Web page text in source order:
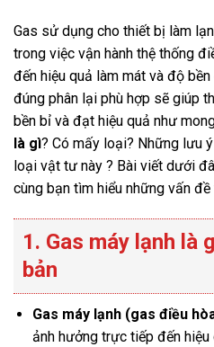
Gas sử dụng cho thiết bị làm
trong việc vận hành thệ thống
đến hiệu quả làm mát và độ
đúng phân lại phù hợp sẽ giúp
bền bỉ và đạt hiệu quả như
là gì? Có mấy loại? Những lưu
loại vật tư này ? Bài viết dưới
cùng bạn tìm hiểu những vấn đề
1. Gas máy lạnh là
bản
Gas máy lạnh (gas điều
ảnh hưởng trực tiếp đến